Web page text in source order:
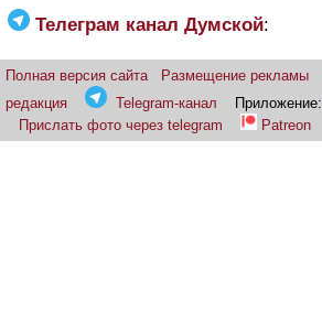
Телеграм канал Думской:
Полная версия сайта Размещение рекламы
редакция
Telegram-канал Приложение:
Прислать фото через telegram
Patreon